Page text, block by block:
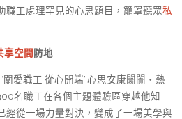
職工處理罕見的心思題目，籠罩聽眾私
享空間 防地
關愛職工 從心開端”心思安康闤闠・熱
名職工在各個主題體驗區穿越他知
經從一場力量對決，變成了一場美學與